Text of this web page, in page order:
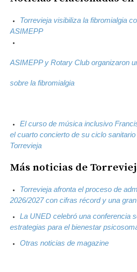
Torrevieja visibiliza la fibromialgia
ASIMEPP
ASIMEPP y Rotary Club organizaron
sobre la fibromialgia
El curso de música inclusivo
el cuarto concierto de su ciclo
Torrevieja
Más noticias de
Torrevieja afronta el proceso de
2026/2027 con cifras récord y una
La UNED celebró una conferencia
estrategias para el bienestar
Otras noticias de magazine